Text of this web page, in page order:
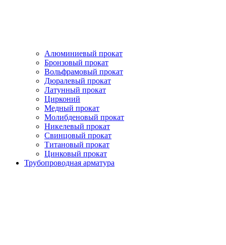
Алюминиевый прокат
Бронзовый прокат
Вольфрамовый прокат
Дюралевый прокат
Латунный прокат
Цирконий
Медный прокат
Молибденовый прокат
Никелевый прокат
Свинцовый прокат
Титановый прокат
Цинковый прокат
Трубопроводная арматура